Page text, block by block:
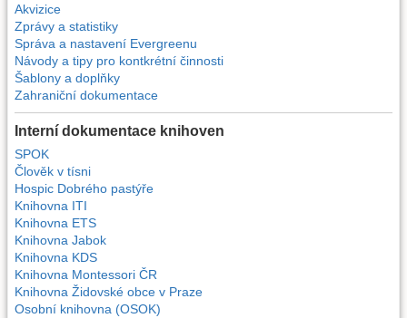
Akvizice
Zprávy a statistiky
Správa a nastavení Evergreenu
Návody a tipy pro kontkrétní činnosti
Šablony a doplňky
Zahraniční dokumentace
Interní dokumentace knihoven
SPOK
Člověk v tísni
Hospic Dobrého pastýře
Knihovna ITI
Knihovna ETS
Knihovna Jabok
Knihovna KDS
Knihovna Montessori ČR
Knihovna Židovské obce v Praze
Osobní knihovna (OSOK)